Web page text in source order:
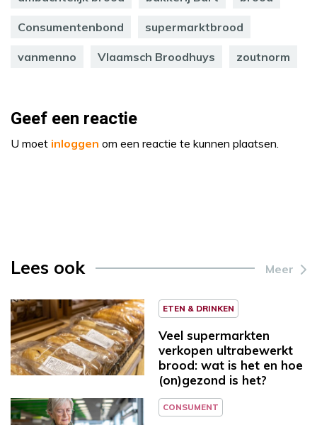
Consumentenbond supermarktbrood
vanmenno Vlaamsch Broodhuys zoutnorm
Geef een reactie
U moet inloggen om een reactie te kunnen plaatsen.
Lees ook Meer
ETEN & DRINKEN
Veel supermarkten
verkopen ultrabewerkt
brood: wat is het en hoe
(on)gezond is het?
CONSUMENT